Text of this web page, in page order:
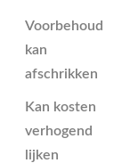
Voorbehoud
kan
afschrikken
Kan kosten
verhogend
lijken